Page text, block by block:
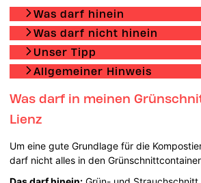
Was darf hinein
Was darf nicht hinein
Unser Tipp
Allgemeiner Hinweis
Was darf in meinen
Lienz
Um eine gute Grundlage für die
darf nicht alles in den